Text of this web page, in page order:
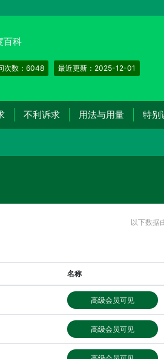
百科
次数：6048 最近更新：2025-12-01
不利诉求 用法与用量 特别
以下数据
名称
高级会员可见
高级会员可见